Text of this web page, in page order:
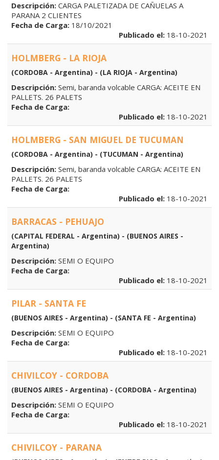
Descripción: CARGA PALETIZADA DE CAÑUELAS A
PARANA 2 CLIENTES
Fecha de Carga: 18/10/2021
Publicado el: 18-10-2021
HOLMBERG - LA RIOJA
(CORDOBA - Argentina) - (LA RIOJA - Argentina)
Descripción: Semi, baranda volcable CARGA: ACEITE EN
PALLETS. 26 PALETS
Fecha de Carga:
Publicado el: 18-10-2021
HOLMBERG - SAN MIGUEL DE TUCUMAN
(CORDOBA - Argentina) - (TUCUMAN - Argentina)
Descripción: Semi, baranda volcable CARGA: ACEITE EN
PALLETS. 26 PALETS
Fecha de Carga:
Publicado el: 18-10-2021
BARRACAS - PEHUAJO
(CAPITAL FEDERAL - Argentina) - (BUENOS AIRES -
Argentina)
Descripción: SEMI O EQUIPO
Fecha de Carga:
Publicado el: 18-10-2021
PILAR - SANTA FE
(BUENOS AIRES - Argentina) - (SANTA FE - Argentina)
Descripción: SEMI O EQUIPO
Fecha de Carga:
Publicado el: 18-10-2021
CHIVILCOY - CORDOBA
(BUENOS AIRES - Argentina) - (CORDOBA - Argentina)
Descripción: SEMI O EQUIPO
Fecha de Carga:
Publicado el: 18-10-2021
CHIVILCOY - PARANA